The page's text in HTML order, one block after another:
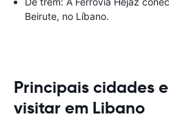
Beirute, no Líbano.
Principais cidades
visitar em Libano